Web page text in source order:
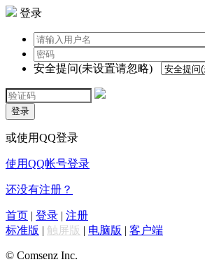
登录
安全提问(未设置请忽略)
登录
或使用QQ登录
使用QQ帐号登录
还没有注册？
首页 | 登录 | 注册
标准版 | 触屏版 | 电脑版 | 客户端
© Comsenz Inc.